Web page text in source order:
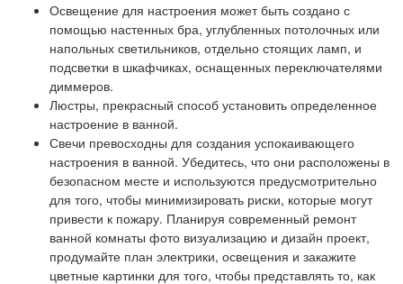
Освещение для настроения может быть создано с
помощью настенных бра, углубленных потолочных или
напольных светильников, отдельно стоящих ламп, и
подсветки в шкафчиках, оснащенных переключателями
диммеров.
Люстры, прекрасный способ установить определенное
настроение в ванной.
Свечи превосходны для создания успокаивающего
настроения в ванной. Убедитесь, что они расположены в
безопасном месте и используются предусмотрительно
для того, чтобы минимизировать риски, которые могут
привести к пожару. Планируя современный ремонт
ванной комнаты фото визуализацию и дизайн проект,
продумайте план электрики, освещения и закажите
цветные картинки для того, чтобы представлять то, как